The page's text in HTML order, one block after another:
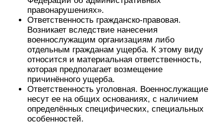
правонарушениях».
Ответственность гражданско-правовая.
Возникает вследствие нанесения
военнослужащим организациям либо
отдельным гражданам ущерба. К этому виду
относится и материальная ответственность,
которая предполагает возмещение
причинённого ущерба.
Ответственность уголовная. Военнослужащие
несут ее на общих основаниях, с наличием
определённых специфических, специальных
особенностей.